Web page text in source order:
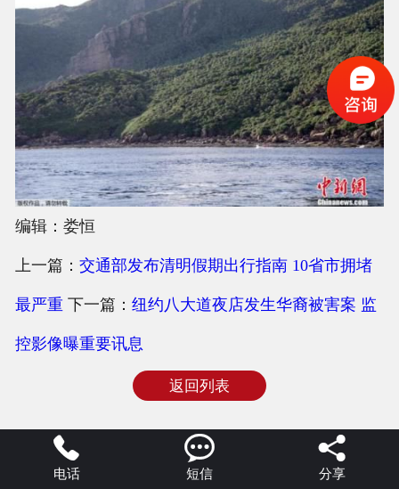
联系我们
编辑：娄恒
上一篇： 交通部发布清明假期出行指南 10省市拥堵
最严重 下一篇： 纽约八大道夜店发生华裔被害案 监
控影像曝重要讯息
返回列表

电话

短信

分享